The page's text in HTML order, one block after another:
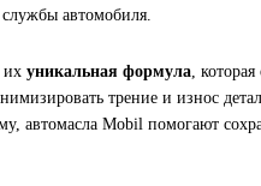
службы автомобиля.
их уникальная формула,
трение и износ
Mobil помогают